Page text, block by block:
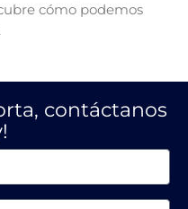
cómo podemos
contáctanos